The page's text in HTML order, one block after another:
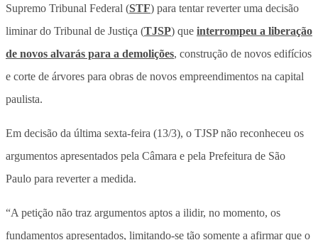
Supremo Tribunal Federal (STF) para tentar reverter uma decisão
liminar do Tribunal de Justiça (TJSP) que interrompeu a liberação
de novos alvarás para a demolições, construção de novos edifícios
e corte de árvores para obras de novos empreendimentos na capital
paulista.
Em decisão da última sexta-feira (13/3), o TJSP não reconheceu os
argumentos apresentados pela Câmara e pela Prefeitura de São
Paulo para reverter a medida.
“A petição não traz argumentos aptos a ilidir, no momento, os
fundamentos apresentados, limitando-se tão somente a afirmar que o